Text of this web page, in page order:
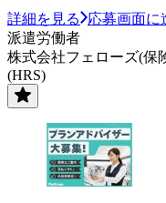
詳細を見る
応募画面に
派遣労働者
株式会社フェローズ(保
(HRS)